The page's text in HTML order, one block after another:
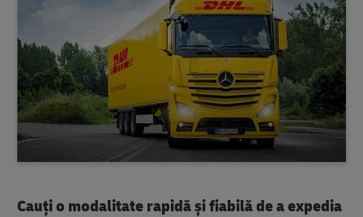
Cauți o modalitate rapidă și fiabilă de a expedia